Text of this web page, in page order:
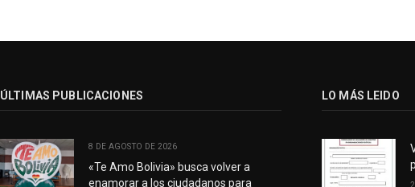
ÚLTIMAS PUBLICACIONES
8 DE AGOSTO DE 2026
«Te Amo Bolivia» busca volver a
enamorar a los ciudadanos para
LO MÁS LEIDO